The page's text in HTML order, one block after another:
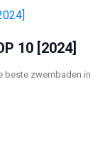
10 [2024]
beste zwembaden in